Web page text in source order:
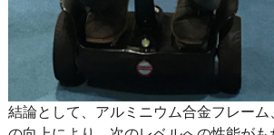
結論として、アルミニウム合金フレーム